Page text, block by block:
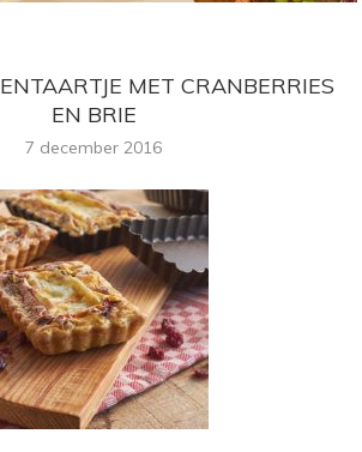
MET CRANBERRIES
EN BRIE
7 december 2016